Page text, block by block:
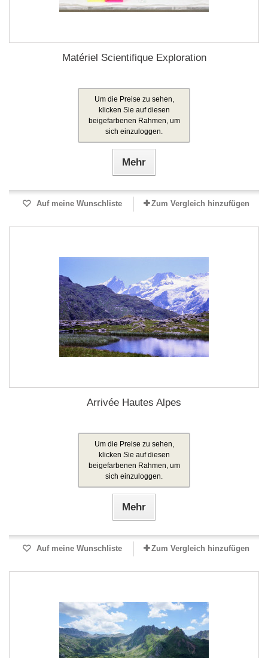
Matériel Scientifique Exploration
Um die Preise zu sehen,
klicken Sie auf diesen
beigefarbenen Rahmen, um
sich einzuloggen.
Mehr
Auf meine Wunschliste Zum Vergleich hinzufügen
Arrivée Hautes Alpes
Um die Preise zu sehen,
klicken Sie auf diesen
beigefarbenen Rahmen, um
sich einzuloggen.
Mehr
Auf meine Wunschliste Zum Vergleich hinzufügen